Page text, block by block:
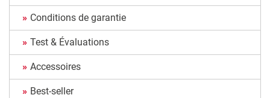
Conditions de garantie
Test & Évaluations
Accessoires
Best-seller